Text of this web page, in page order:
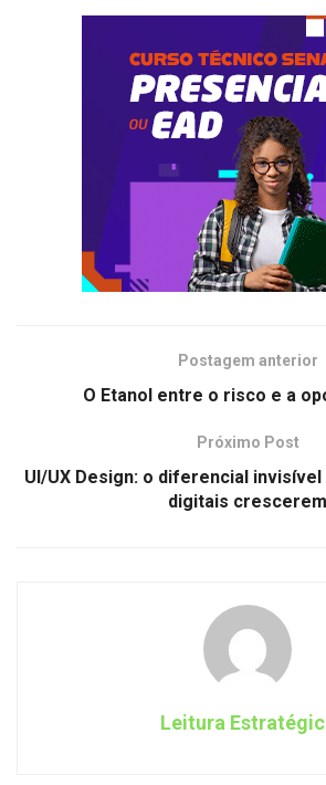
Postagem anterior
O Etanol entre o risco e a
Próximo Post
UI/UX Design: o diferencial
digitais crescerem
Leitura